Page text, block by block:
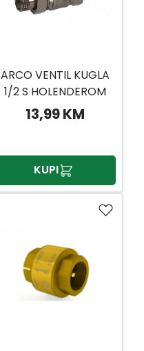
ARCO VENTIL KUGLA
1/2 S HOLENDEROM
RAVNI
13,99 KM
KUPI